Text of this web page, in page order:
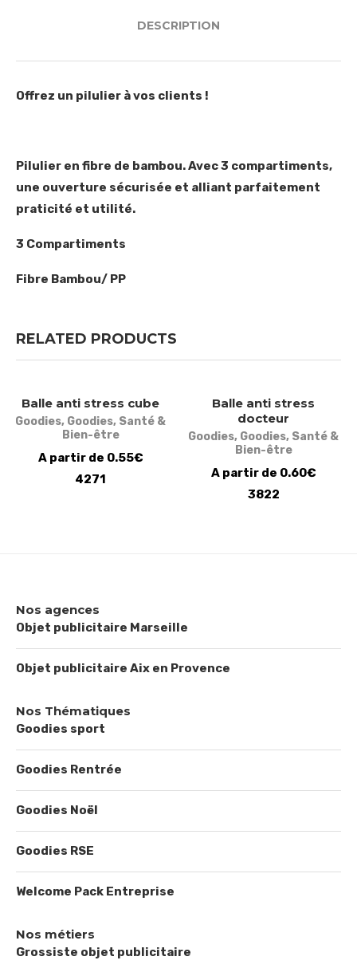
DESCRIPTION
Offrez un pilulier à vos clients !
Pilulier en fibre de bambou. Avec 3 compartiments,
une ouverture sécurisée et alliant parfaitement
praticité et utilité.
3 Compartiments
Fibre Bambou/ PP
RELATED PRODUCTS
Balle anti stress cube
Goodies, Goodies, Santé &
Bien-être
A partir de 0.55€
4271
Balle anti stress
docteur
Goodies, Goodies, Santé &
Bien-être
A partir de 0.60€
3822
Nos agences
Objet publicitaire Marseille
Objet publicitaire Aix en Provence
Nos Thématiques
Goodies sport
Goodies Rentrée
Goodies Noël
Goodies RSE
Welcome Pack Entreprise
Nos métiers
Grossiste objet publicitaire